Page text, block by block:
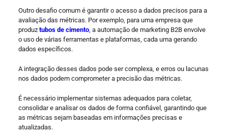
Outro desafio comum é garantir o acesso a dados precisos para a
avaliação das métricas. Por exemplo, para uma empresa que
produz tubos de cimento, a automação de marketing B2B envolve
o uso de várias ferramentas e plataformas, cada uma gerando
dados específicos.
A integração desses dados pode ser complexa, e erros ou lacunas
nos dados podem comprometer a precisão das métricas.
É necessário implementar sistemas adequados para coletar,
consolidar e analisar os dados de forma confiável, garantindo que
as métricas sejam baseadas em informações precisas e
atualizadas.